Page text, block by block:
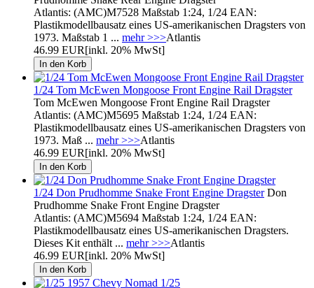
Atlantis: (AMC)M7528 Maßstab 1:24, 1/24 EAN:
Plastikmodellbausatz eines US-amerikanischen Dragsters von
1973. Maßstab 1 ... mehr >>>Atlantis
46.99 EUR[inkl. 20% MwSt]
1/24 Tom McEwen Mongoose Front Engine Rail Dragster
Tom McEwen Mongoose Front Engine Rail Dragster
Atlantis: (AMC)M5695 Maßstab 1:24, 1/24 EAN:
Plastikmodellbausatz eines US-amerikanischen Dragsters von
1973. Maß ... mehr >>>Atlantis
46.99 EUR[inkl. 20% MwSt]
1/24 Don Prudhomme Snake Front Engine DragsterDon
Prudhomme Snake Front Engine Dragster
Atlantis: (AMC)M5694 Maßstab 1:24, 1/24 EAN:
Plastikmodellbausatz eines US-amerikanischen Dragsters.
Dieses Kit enthält ... mehr >>>Atlantis
46.99 EUR[inkl. 20% MwSt]